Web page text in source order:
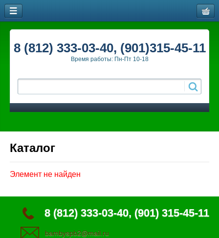
8 (812) 333-03-40, (901)315-45-11
Время работы: Пн-Пт 10-18
Каталог
Элемент не найден
8 (812) 333-03-40, (901) 315-45-11
bambyspb2@mail.ru